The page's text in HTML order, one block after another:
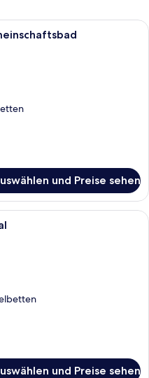
Vierbettzimmer,
und Preise sehen
Familienschlafsaal |
und Preise sehen